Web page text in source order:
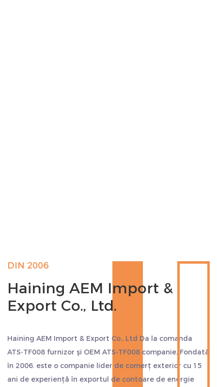
DIN 2006
Haining AEM Import &
Export Co., Ltd.
Haining AEM Import & Export Co., Ltd Da la comanda
ATS-TF008 furnizor şi OEM ATS-TF008 companie, Fondată
în 2006. este o companie lider de comerț exterior cu 15
ani de experiență în exportul de contoare de energie